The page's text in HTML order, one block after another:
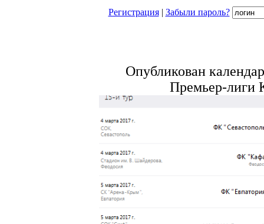
Регистрация| Забыли пароль?
Опубликован
Премьер-лиги